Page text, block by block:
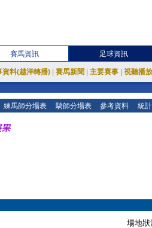
賽馬資訊 足球資訊
資料(越洋轉播) 賽馬新聞 主要賽事 視聽播
練馬師分場表 騎師分場表 參考資料 統
場地